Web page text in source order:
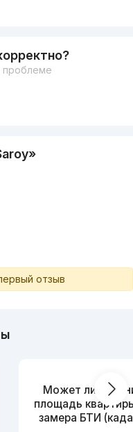
отзыв
Может ли
площадь
замера БТИ